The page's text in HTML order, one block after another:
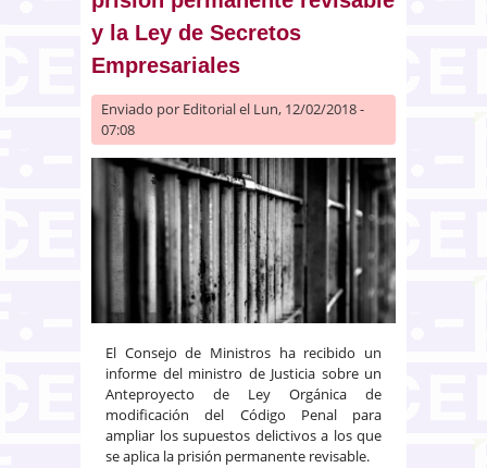
y la Ley de Secretos
Empresariales
Enviado por Editorialel Lun, 12/02/2018 -
07:08
El Consejo de Ministros ha recibido un
informe del ministro de Justicia sobre un
Anteproyecto de Ley Orgánica de
modificación del Código Penal para
ampliar los supuestos delictivos a los que
se aplica la prisión permanente revisable.